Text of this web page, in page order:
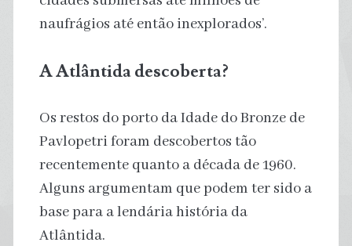
naufrágios até então inexplorados’.
A Atlântida descoberta?
Os restos do porto da Idade do Bronze de
Pavlopetri foram descobertos tão
recentemente quanto a década de 1960.
Alguns argumentam que podem ter sido a
base para a lendária história da
Atlântida.